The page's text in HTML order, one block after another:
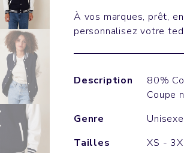
À vos marques, prêt,
personnalisez votre
Description
80%
Coupe
Genre
Unisexe
Tailles
XS -